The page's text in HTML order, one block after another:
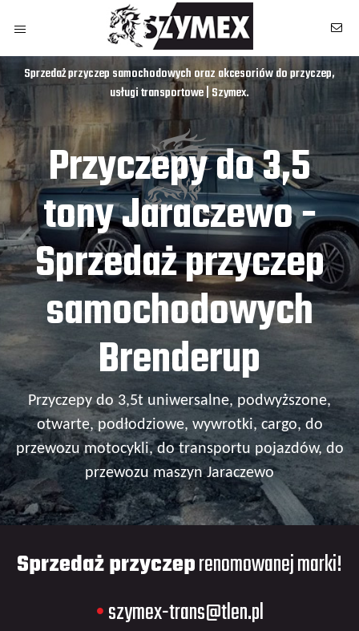
Sprzedaż przyczep samochodowych oraz akcesoriów do przyczep,
usługi transportowe | Szymex.
Przyczepy do 3,5
tony Jaraczewo -
Sprzedaż przyczep
samochodowych
Brenderup
Przyczepy do 3,5t uniwersalne, podwyższone,
otwarte, podłodziowe, wywrotki, cargo, do
przewozu motocykli, do transportu pojazdów, do
przewozu maszyn Jaraczewo
Sprzedaż przyczeprenomowanej marki!
•szymex-trans@tlen.pl